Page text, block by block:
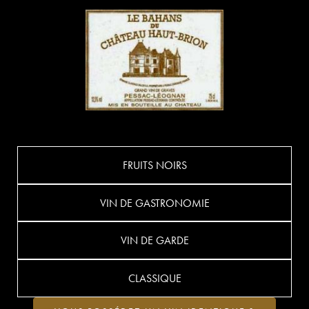
FRUITS NOIRS
VIN DE GASTRONOMIE
VIN DE GARDE
CLASSIQUE